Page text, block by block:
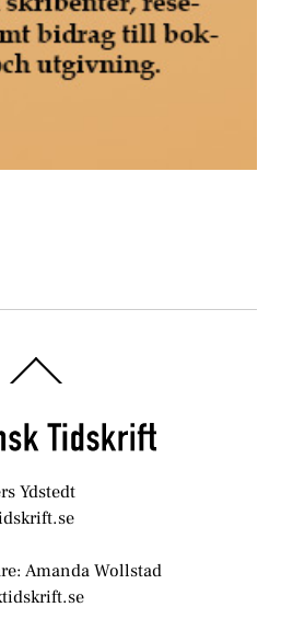
To
Ydstedt
Amanda Wollstad